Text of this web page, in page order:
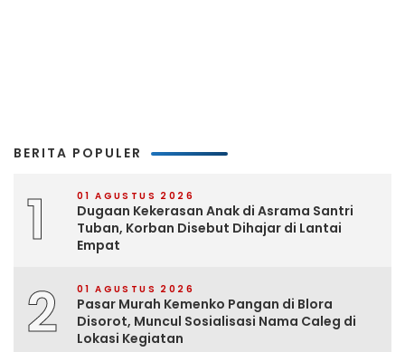
BERITA POPULER
1 01 AGUSTUS 2026
Dugaan Kekerasan Anak di Asrama Santri
Tuban, Korban Disebut Dihajar di Lantai
Empat
2 01 AGUSTUS 2026
Pasar Murah Kemenko Pangan di Blora
Disorot, Muncul Sosialisasi Nama Caleg di
Lokasi Kegiatan